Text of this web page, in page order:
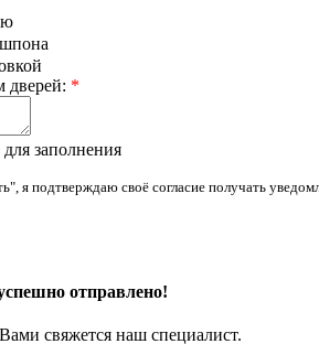
дверей: *
заполнения
я подтверждаю своё согласие получать
отправлено!
свяжется наш специалист.